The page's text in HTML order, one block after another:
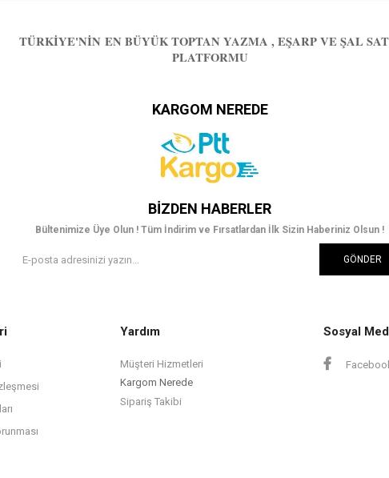
TÜRKIYE'NIN EN BÜYÜK TOPTAN YAZMA , EŞARP VE ŞAL
PLATFORMU
KARGOM NEREDE
BIZDEN HABERLER
Bültenimize Üye Olun ! Tüm İndirim ve Fırsatlardan İlk Sizin Haberiniz Olsun !
GÖNDER
Yardım
Müşteri Hizmetleri
Kargom Nerede
Sipariş Takibi
Sosyal